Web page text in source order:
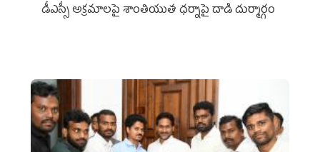
డీఎస్సీ అక్రమాలపై శాంతియుత ధర్నాపై దాడి దుర్మార్గం